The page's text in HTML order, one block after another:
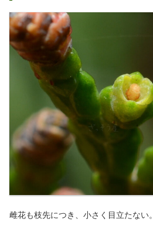
雌花も枝先につき、小さく目立たない。